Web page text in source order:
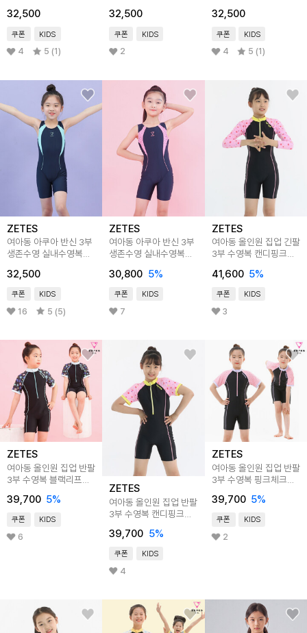
32,500
쿠폰 KIDS
4 5 (1)
32,500
쿠폰 KIDS
2
32,500
쿠폰 KIDS
4 5 (1)
ZETES
여아동 아쿠아 반신 3부
생존수영 실내수영복
32,500
쿠폰 KIDS
16 5 (5)
ZETES
여아동 아쿠아 반신 3부
생존수영 실내수영복
30,800 5%
쿠폰 KIDS
7
ZETES
여아동 올인원 집업 긴팔
3부 수영복 캔디핑크
41,600 5%
쿠폰 KIDS
3
ZETES
여아동 올인원 집업 반팔
3부 수영복 블랙리프
39,700 5%
쿠폰 KIDS
6
ZETES
여아동 올인원 집업 반팔
3부 수영복 캔디핑크
39,700 5%
쿠폰 KIDS
4
ZETES
여아동 올인원 집업 반팔
3부 수영복 핑크체크
39,700 5%
쿠폰 KIDS
2